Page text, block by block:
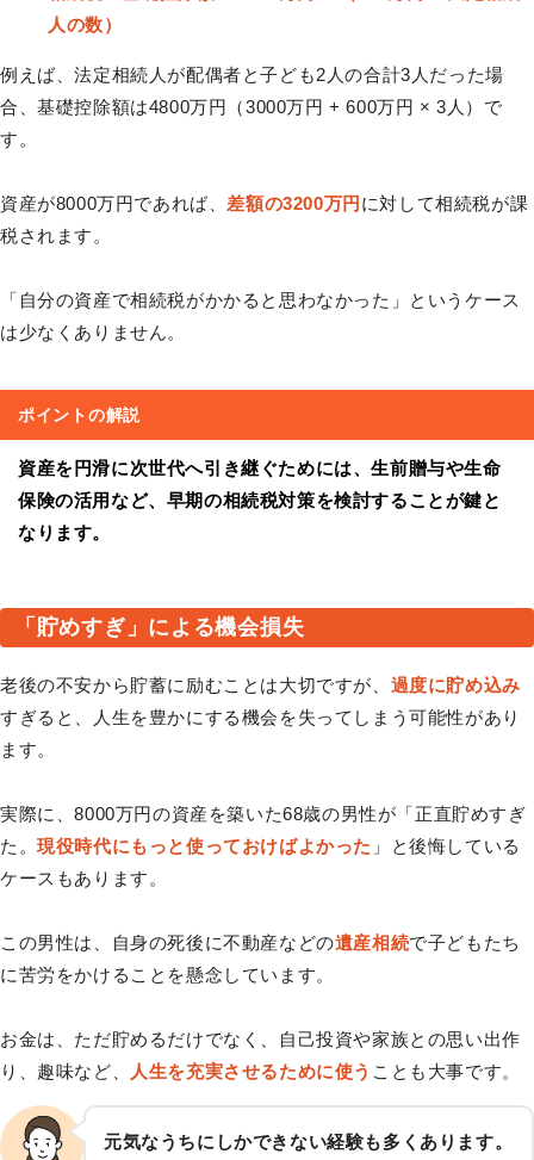
人の数）
例えば、法定相続人が配偶者と子ども2人の合計3人だった場
合、基礎控除額は4800万円（3000万円 + 600万円 × 3人）で
す。
資産が8000万円であれば、 差額の3200万円 に対して相続税が課
税されます。
「自分の資産で相続税がかかると思わなかった」というケース
は少なくありません。
ポイントの解説
資産を円滑に次世代へ引き継ぐためには、生前贈与や生命
保険の活用など、早期の相続税対策を検討することが鍵と
なります。
「貯めすぎ」による機会損失
老後の不安から貯蓄に励むことは大切ですが、 過度に貯め込み
すぎると、人生を豊かにする機会を失ってしまう可能性があり
ます。
実際に、8000万円の資産を築いた68歳の男性が「正直貯めすぎ
た。現役時代にもっと使っておけばよかった 」と後悔している
ケースもあります。
この男性は、自身の死後に不動産などの遺産相続で子どもたち
に苦労をかけることを懸念しています。
お金は、ただ貯めるだけでなく、自己投資や家族との思い出作
り、趣味など、
人生を充実させるために使う ことも大事です。
元気なうちにしかできない経験も多くあります。